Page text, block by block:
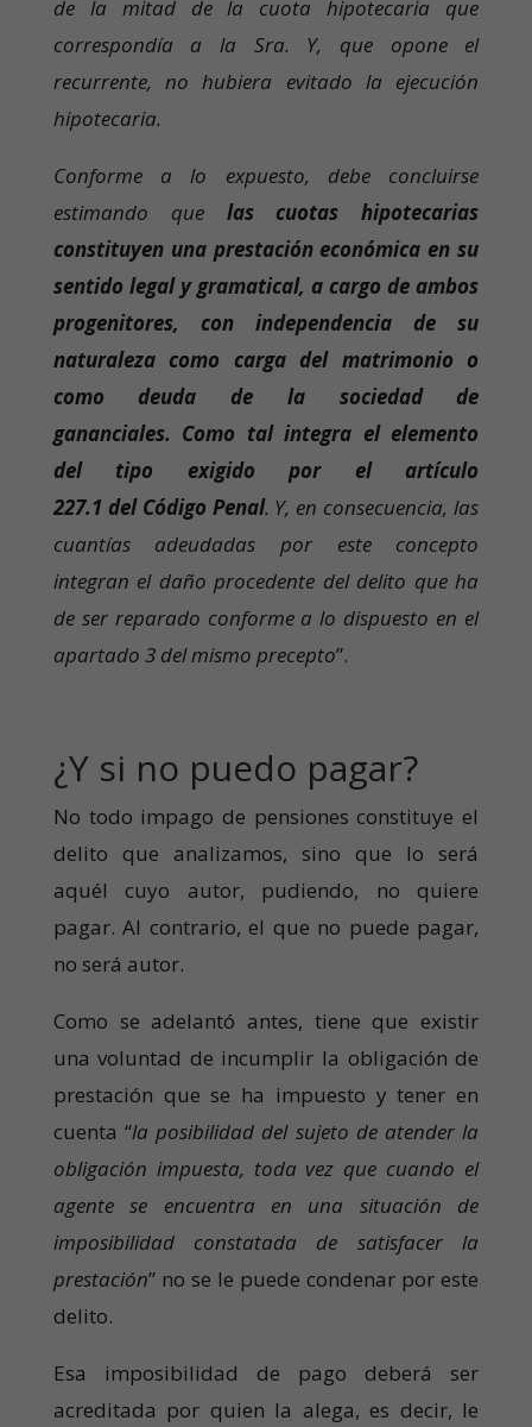
de la mitad de la cuota hipotecaria que
correspondía a la Sra. Y, que opone el
recurrente, no hubiera evitado la ejecución
hipotecaria.
Conforme a lo expuesto, debe concluirse
estimando que las cuotas hipotecarias
constituyen una prestación económica en su
sentido legal y gramatical, a cargo de ambos
progenitores, con independencia de su
naturaleza como carga del matrimonio o
como deuda de la sociedad de
gananciales. Como tal integra el elemento
del tipo exigido por el artículo
227.1 del Código Penal. Y, en consecuencia, las
cuantías adeudadas por este concepto
integran el daño procedente del delito que ha
de ser reparado conforme a lo dispuesto en el
apartado 3 del mismo precepto”.
¿Y si no puedo pagar?
No todo impago de pensiones constituye el
delito que analizamos, sino que lo será
aquél cuyo autor, pudiendo, no quiere
pagar. Al contrario, el que no puede pagar,
no será autor.
Como se adelantó antes, tiene que existir
una voluntad de incumplir la obligación de
prestación que se ha impuesto y tener en
cuenta “la posibilidad del sujeto de atender la
obligación impuesta, toda vez que cuando el
agente se encuentra en una situación de
imposibilidad constatada de satisfacer la
prestación” no se le puede condenar por este
delito.
Esa imposibilidad de pago deberá ser
acreditada por quien la alega, es decir, le